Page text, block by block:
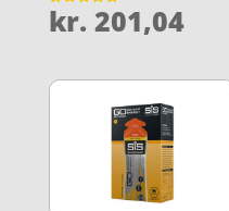
Vurderet
kr. 201,04